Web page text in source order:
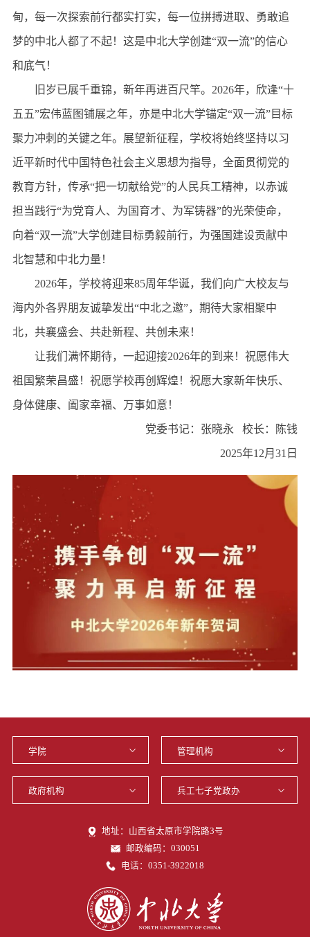
甸，每一次探索前行都实打实，每一位拼搏进取、勇敢追
梦的中北人都了不起！这是中北大学创建“双一流”的信心
和底气！
旧岁已展千重锦，新年再进百尺竿。2026年，欣逢“十
五五”宏伟蓝图铺展之年，亦是中北大学锚定“双一流”目标
聚力冲刺的关键之年。展望新征程，学校将始终坚持以习
近平新时代中国特色社会主义思想为指导，全面贯彻党的
教育方针，传承“把一切献给党”的人民兵工精神，以赤诚
担当践行“为党育人、为国育才、为军铸器”的光荣使命，
向着“双一流”大学创建目标勇毅前行，为强国建设贡献中
北智慧和中北力量！
2026年，学校将迎来85周年华诞，我们向广大校友与
海内外各界朋友诚挚发出“中北之邀”，期待大家相聚中
北，共襄盛会、共赴新程、共创未来！
让我们满怀期待，一起迎接2026年的到来！祝愿伟大
祖国繁荣昌盛！祝愿学校再创辉煌！祝愿大家新年快乐、
身体健康、阖家幸福、万事如意！
党委书记：张晓永 校长：陈钱
2025年12月31日
地址：山西省太原市学院路3号
邮政编码：030051
电话：0351-3922018